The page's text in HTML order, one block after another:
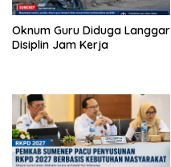
Oknum Guru Diduga Langgar
Disiplin Jam Kerja